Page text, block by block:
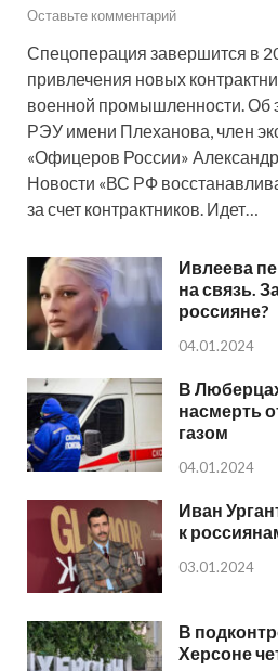
Оставьте комментарий
Спецоперация завершится в
привлечения новых
военной промышленности. Об
РЭУ имени Плеханова, член
«Офицеров России»
Новости «ВС РФ
за счет контрактников. Идет…
Ивлеева
на связь.
россияне?
04.01.2024
В
насмерть
газом
04.01.2024
Иван
к
03.01.2024
В
Херсоне